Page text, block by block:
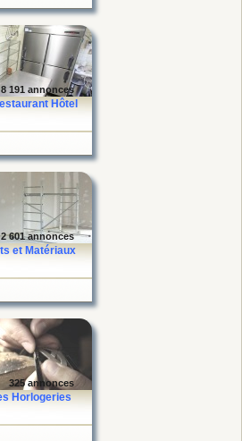
8 191 annonces
Hôtel
2 601 annonces
et Matériaux
325 annonces
Horlogeries